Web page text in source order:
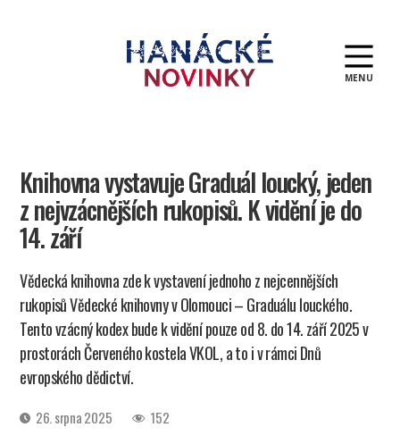
MENU
Knihovna vystavuje Graduál loucký, jeden
z nejvzácnějších rukopisů. K vidění je do
14. září
Vědecká knihovna zde k vystavení jednoho z nejcennějších
rukopisů Vědecké knihovny v Olomouci – Graduálu louckého.
Tento vzácný kodex bude k vidění pouze od 8. do 14. září 2025 v
prostorách Červeného kostela VKOL, a to i v rámci Dnů
evropského dědictví.
Datum26. srpna 2025 152